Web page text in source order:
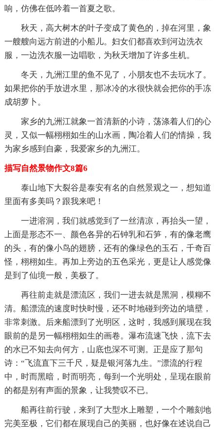
响，仿佛在低吟着一首夏之歌。
秋天，高大树木的叶子变成了黄色的，掉在河里，象
一艘艘向远方前进的小船儿。妇女们都喜欢到河边洗衣
服，一边洗衣服一边唱歌，为秋天增加了许多生机。
冬天，九洲江里的鱼不见了，小朋友也不去玩水了。
如果把你的手放进水里，那冰冷的水很快就会把你的手冻
成胡萝卜。
家乡的九洲江就象一首清新的小诗，荡涤着人们的心
灵，又似一幅栩栩如生的山水画，陶冶着人们的情操，我
为家乡感到自豪，我爱家乡的九洲江。
描写自然景物作文8篇6
泰山地下大裂谷是泰安有名的自然景观之一，想知道
里面有多美吗？跟我来吧！
一进溶洞，我们就感觉到了一丝清凉，再抬头一望，
上面是形态不一、颜色各异的石钟乳和石笋，有的像老鹰
的头，有的像小鸟的翅膀，还有的像绿色的玉石，千奇百
怪，栩栩如生。再加上旁边的五色采光，更是让人感觉像
是到了仙境一般，美极了。
再往前走就是漂流区，我们一进去就是黑洞，模糊不
清。船漂流的速度时快时慢，还不时地碰到旁边的墙壁，
非常刺激。后来船漂到了光明区，这时，我感到展现在我
眼前的是另一幅栩栩如生的画卷。瀑布流速飞快，流下去
的水已不知去向何方，山底也深不可测。正是应了那句
诗：“飞流直下三千尺，疑是银河落九生。”漂流的行程
中，时而黑暗，时而明亮，每到一个光明处，呈现在眼前
的都是别有声面的景象，让我赞叹不已。
船再往前行驶，来到了大型水上雕塑，一个个雕刻地
完美至极，它们都在展现自己的美丽，也好像在述说自己